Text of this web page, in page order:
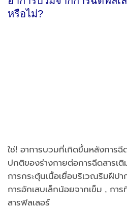
หรือไม่?
ใช่! อาการบวมที่เกิดขึ้นหลังการ
ปกติของร่างกายต่อการฉีดสารเ
การกระตุ้นเนื้อเยื่อบริเวณริมฝีป
การอักเสบเล็กน้อยจากเข็ม , การ
สารฟิลเลอร์